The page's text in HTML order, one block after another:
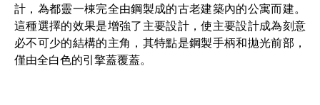
計，為都靈一棟完全由鋼製成的古老建築內的公寓而建。
這種選擇的效果是增強了主要設計，使主要設計成為刻意
必不可少的結構的主角，其特點是鋼製手柄和拋光前部，
僅由全白色的引擎蓋覆蓋。